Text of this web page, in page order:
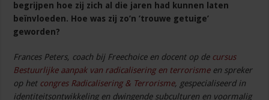
begrijpen hoe zij zich al die jaren had kunnen laten
beïnvloeden. Hoe was zij zo’n ’trouwe getuige’
geworden?
Frances Peters, coach bij Freechoice en docent op de cursus
Bestuurlijke aanpak van radicalisering en terrorismeen spreker
op het congres Radicalisering & Terrorisme, gespecialiseerd in
identiteitsontwikkeling en dwingende subculturen en voormalig